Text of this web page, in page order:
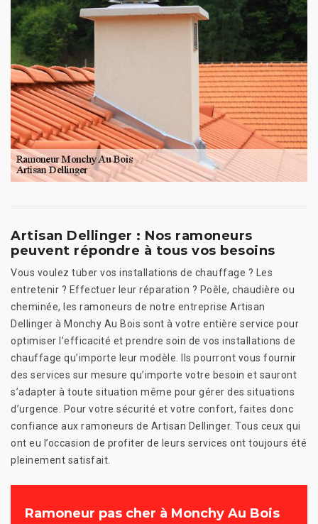
Artisan Dellinger : Nos ramoneurs
peuvent répondre à tous vos besoins
Vous voulez tuber vos installations de chauffage ? Les
entretenir ? Effectuer leur réparation ? Poêle, chaudière ou
cheminée, les ramoneurs de notre entreprise Artisan
Dellinger à Monchy Au Bois sont à votre entière service pour
optimiser l’efficacité et prendre soin de vos installations de
chauffage qu’importe leur modèle. Ils pourront vous fournir
des services sur mesure qu’importe votre besoin et sauront
s’adapter à toute situation même pour gérer des situations
d’urgence. Pour votre sécurité et votre confort, faites donc
confiance aux ramoneurs de Artisan Dellinger. Tous ceux qui
ont eu l’occasion de profiter de leurs services ont toujours été
pleinement satisfait.
Ramoneur pas cher à Monchy Au Bois